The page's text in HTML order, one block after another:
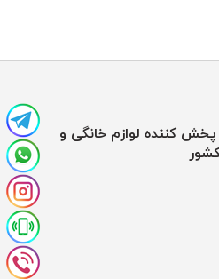
پخش کننده لوازم خانگی و